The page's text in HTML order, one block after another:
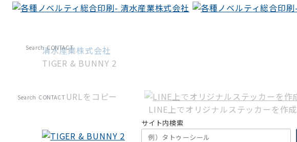
Search CONTACT
Search CONTACT
清水産業株式会社
TIGER & BUNNY 2
URLをコピー
LINE上でオリジナルステッカーを作成
サイト内検索